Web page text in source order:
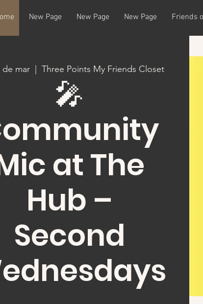
New Page New Page New Page Friends
de mar
  |
Three Points My Friends Closet
🎤
at The
Hub –
Second